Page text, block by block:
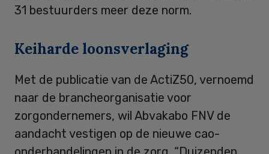
31 bestuurders meer deze norm.
Keiharde loonsverlaging
Met de publicatie van de ActiZ50, vernoemd
naar de brancheorganisatie voor
zorgondernemers, wil Abvakabo FNV de
aandacht vestigen op de nieuwe cao-